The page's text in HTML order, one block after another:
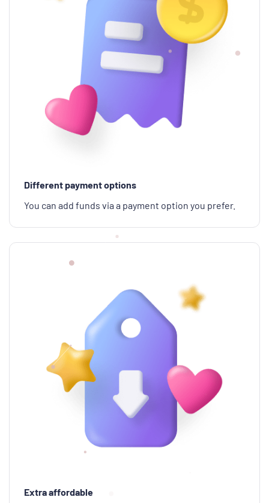
Different payment options
You can add funds via a payment option you prefer.
Extra affordable